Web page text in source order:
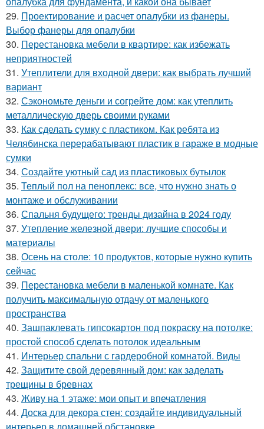
29. Проектирование и расчет опалубки из фанеры.
Выбор фанеры для опалубки
30. Перестановка мебели в квартире: как избежать
неприятностей
31. Утеплители для входной двери: как выбрать лучший
вариант
32. Сэкономьте деньги и согрейте дом: как утеплить
металлическую дверь своими руками
33. Как сделать сумку с пластиком. Как ребята из
Челябинска перерабатывают пластик в гараже в модные
сумки
34. Создайте уютный сад из пластиковых бутылок
35. Теплый пол на пеноплекс: все, что нужно знать о
монтаже и обслуживании
36. Спальня будущего: тренды дизайна в 2024 году
37. Утепление железной двери: лучшие способы и
материалы
38. Осень на столе: 10 продуктов, которые нужно купить
сейчас
39. Перестановка мебели в маленькой комнате. Как
получить максимальную отдачу от маленького
пространства
40. Зашпаклевать гипсокартон под покраску на потолке:
простой способ сделать потолок идеальным
41. Интерьер спальни с гардеробной комнатой. Виды
42. Защитите свой деревянный дом: как заделать
трещины в бревнах
43. Живу на 1 этаже: мои опыт и впечатления
44. Доска для декора стен: создайте индивидуальный
интерьер в домашней обстановке